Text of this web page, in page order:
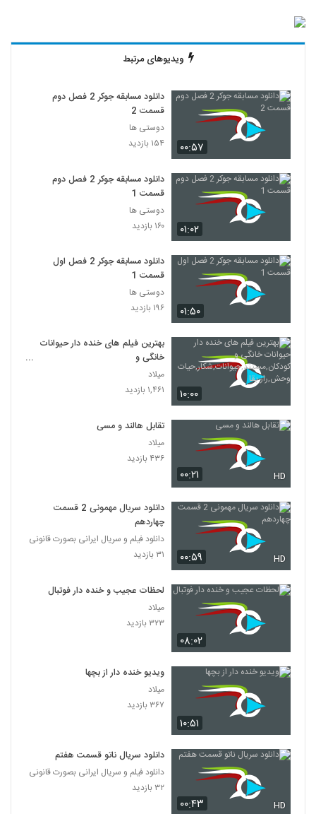
ویدیوهای مرتبط
۰۰:۵۷
دانلود مسابقه جوکر 2 فصل دوم
قسمت 2
دوستی ها
۱۵۴ بازدید
۰۱:۰۲
دانلود مسابقه جوکر 2 فصل دوم
قسمت 1
دوستی ها
۱۶۰ بازدید
۰۱:۵۰
دانلود مسابقه جوکر 2 فصل اول
قسمت 1
دوستی ها
۱۹۶ بازدید
۱۰:۰۰
بهترین فیلم های خنده دار حیوانات
خانگی و
کودکان,مستند,حیوانات,شکار,حیات
وحش,راز بقا
میلاد
۱,۴۶۱ بازدید
۰۰:۲۱ HD
تقابل هالند و مسی
میلاد
۴۳۶ بازدید
۰۰:۵۹ HD
دانلود سریال مهمونی 2 قسمت
چهاردهم
دانلود فیلم و سریال ایرانی بصورت قانونی
۳۱ بازدید
۰۸:۰۲
لحظات عجیب و خنده دار فوتبال
میلاد
۳۲۳ بازدید
۱۰:۵۱
ویدیو خنده دار از بچها
میلاد
۳۶۷ بازدید
۰۰:۴۳ HD
دانلود سریال ناتو قسمت هفتم
دانلود فیلم و سریال ایرانی بصورت قانونی
۳۲ بازدید